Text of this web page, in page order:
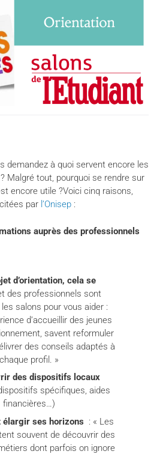
demandez à quoi servent encore les
Malgré tout, pourquoi se rendre sur
encore utile ?Voici cinq raisons,
par l’Onisep :
auprès des professionnels
d’orientation, cela se
des professionnels sont
salons pour vous aider :
d’accueillir des jeunes
savent reformuler
des conseils adaptés à
chaque profil. »
des dispositifs locaux
spécifiques, aides
financières…)
élargir ses horizons : « Les
souvent de découvrir des
dont parfois on ignore